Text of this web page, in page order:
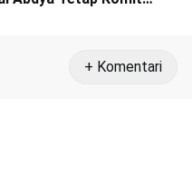
+ Komentari